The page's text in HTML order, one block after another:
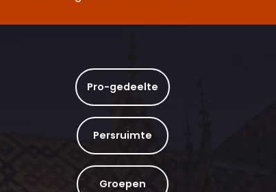
Pro-gedeelte
Persruimte
Groepen